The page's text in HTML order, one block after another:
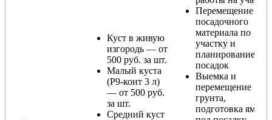
Куст в живую
изгородь — от
500 руб. за шт.
Малый куста
(Р9-конт 3 л)
— от 500 руб.
за шт.
Средний куст
Перемещение
посадочного
материала по
участку и
планирование
посадок
Выемка и
перемещение
грунта,
подготовка ямы